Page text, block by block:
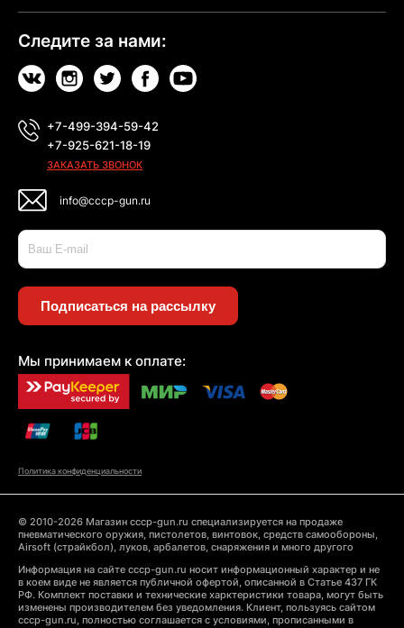
Следите за нами:
+7-499-394-59-42
+7-925-621-18-19
ЗАКАЗАТЬ ЗВОНОК
info@cccp-gun.ru
Подписаться на рассылку
Мы принимаем к оплате:
Политика конфиденциальности
© 2010-2026 Магазин cccp-gun.ru специализируется на продаже
пневматического оружия, пистолетов, винтовок, средств самообороны,
Airsoft (страйкбол), луков, арбалетов, снаряжения и много другого
Информация на сайте cccp-gun.ru носит информационный характер и не
в коем виде не является публичной офертой, описанной в Статье 437 ГК
РФ. Комплект поставки и технические харктеристики товара, могут быть
изменены производителем без уведомления. Клиент, пользуясь сайтом
cccp-gun.ru, полностью соглашается с условиями, прописанными в